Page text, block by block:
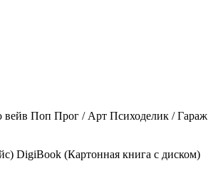
Поп Прог / Арт Психоделик / Гараж
DigiBook (Картонная книга с диском)